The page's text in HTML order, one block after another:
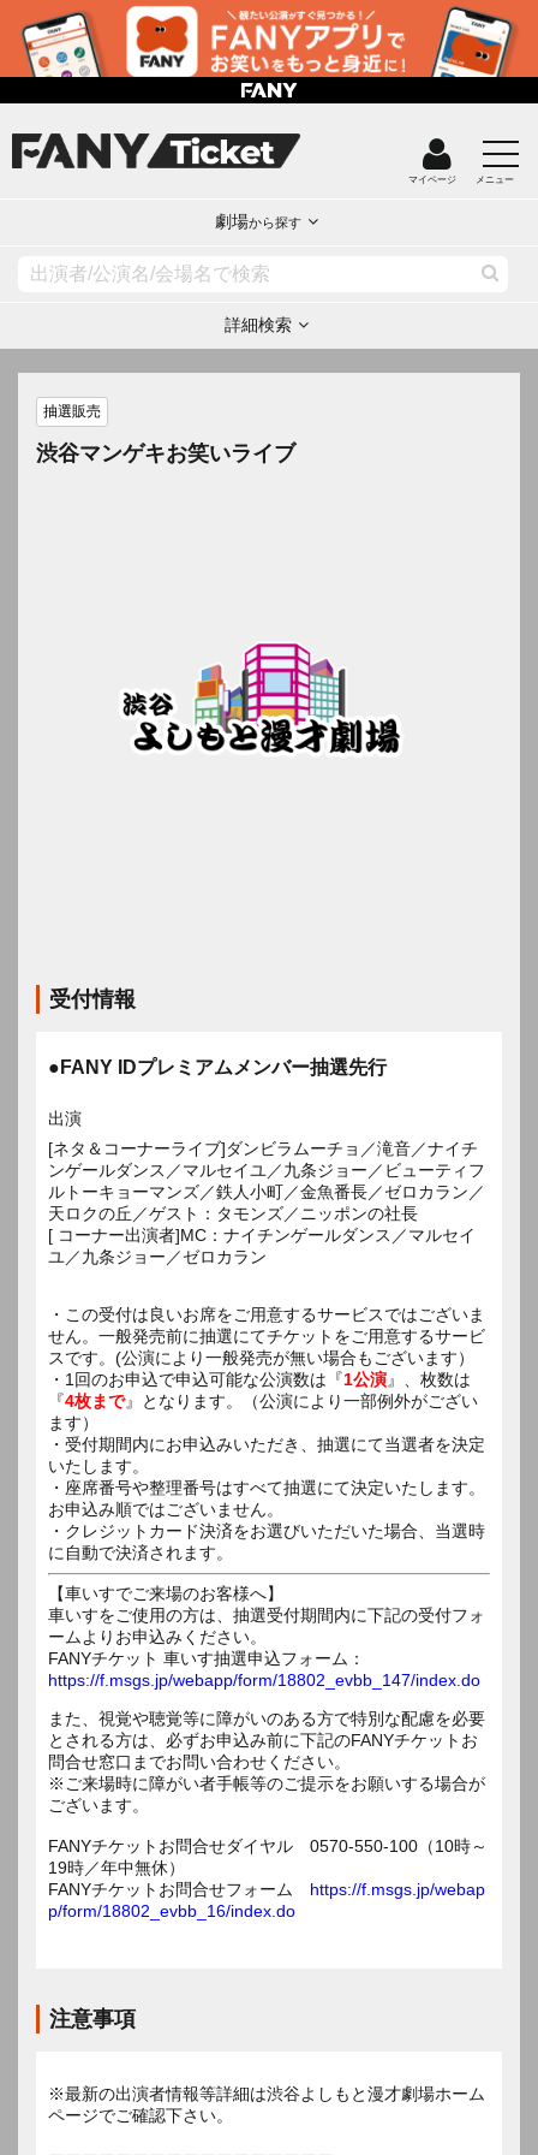
マイページ メニュー
劇場から探す
詳細検索
抽選販売
渋谷マンゲキお笑いライブ
受付情報
●FANY IDプレミアムメンバー抽選先行
出演
[ネタ＆コーナーライブ]ダンビラムーチョ／滝音／ナイチ
ンゲールダンス／マルセイユ／九条ジョー／ビューティフ
ルトーキョーマンズ／鉄人小町／金魚番長／ゼロカラン／
天ロクの丘／ゲスト：タモンズ／ニッポンの社長
[ コーナー出演者]MC：ナイチンゲールダンス／マルセイ
ユ／九条ジョー／ゼロカラン
・この受付は良いお席をご用意するサービスではございま
せん。一般発売前に抽選にてチケットをご用意するサービ
スです。(公演により一般発売が無い場合もございます）
・1回のお申込で申込可能な公演数は『1公演』、枚数は
『4枚まで』となります。（公演により一部例外がござい
ます）
・受付期間内にお申込みいただき、抽選にて当選者を決定
いたします。
・座席番号や整理番号はすべて抽選にて決定いたします。
お申込み順ではございません。
・クレジットカード決済をお選びいただいた場合、当選時
に自動で決済されます。
【車いすでご来場のお客様へ】
車いすをご使用の方は、抽選受付期間内に下記の受付フォ
ームよりお申込みください。
FANYチケット 車いす抽選申込フォーム：
https://f.msgs.jp/webapp/form/18802_evbb_147/index.do
また、視覚や聴覚等に障がいのある方で特別な配慮を必要
とされる方は、必ずお申込み前に下記のFANYチケットお
問合せ窓口までお問い合わせください。
※ご来場時に障がい者手帳等のご提示をお願いする場合が
ございます。
FANYチケットお問合せダイヤル 0570-550-100（10時～
19時／年中無休）
FANYチケットお問合せフォーム https://f.msgs.jp/webap
p/form/18802_evbb_16/index.do
注意事項
※最新の出演者情報等詳細は渋谷よしもと漫才劇場ホーム
ページでご確認下さい。